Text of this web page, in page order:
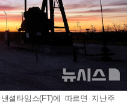
셜타임스(FT)에 따르면 지난주